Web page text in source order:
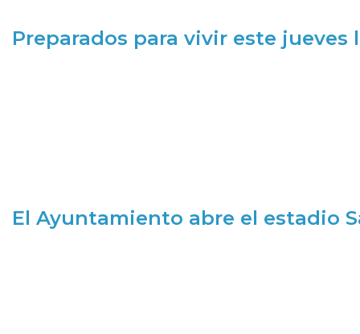
Preparados para vivir este jueves
El Ayuntamiento abre el estadio